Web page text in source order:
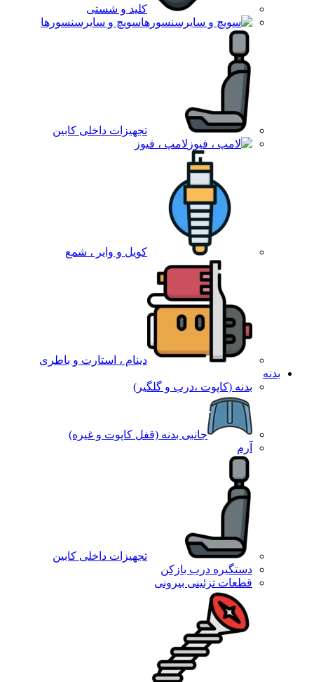
کلید و شستی
سویچ و سایرسنسورها
تجهیزات داخلی کابین
لامپ ، فیوز
کویل و وایر ، شمع
دینام ، استارت و باطری
بدنه
بدنه (کاپوت ،درب و گلگیر)
جانبی بدنه (قفل کاپوت و غیره)
آرم
تجهیزات داخلی کابین
دستگیره درب بازکن
قطعات تزئینی بیرونی